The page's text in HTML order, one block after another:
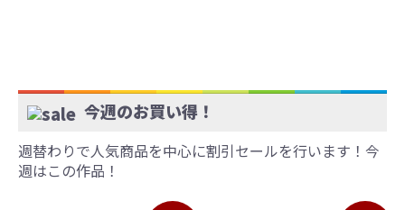
今週のお買い得！
週替わりで人気商品を中心に割引セールを行います！今
週はこの作品！